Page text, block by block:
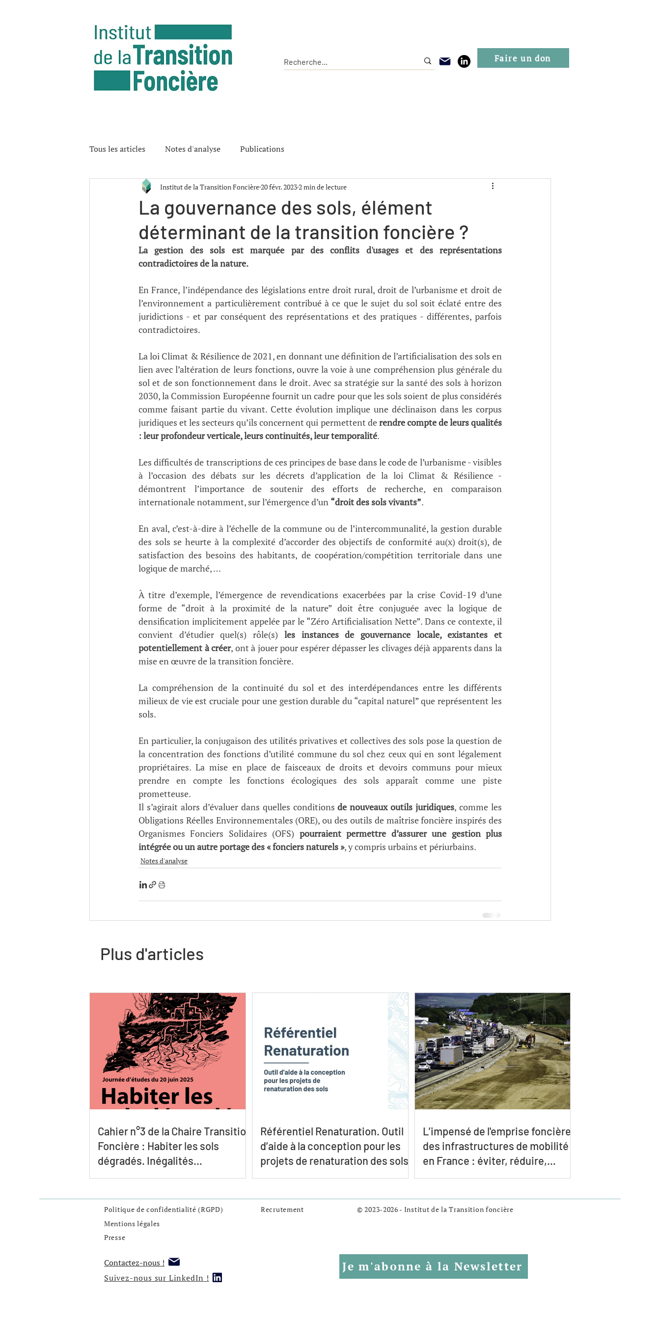
Faire un don
Tous les articles Notes d'analyse Publications
La gouvernance des sols, élément
déterminant de la transition foncière ?
Institut de la Transition Foncière 20 févr. 2023 2 min de lecture
La gestion des sols est marquée par des conflits d'usages et des représentations
contradictoires de la nature.
En France, l’indépendance des législations entre droit rural, droit de l’urbanisme et droit de
l’environnement a particulièrement contribué à ce que le sujet du sol soit éclaté entre des
juridictions - et par conséquent des représentations et des pratiques - différentes, parfois
contradictoires.
La loi Climat & Résilience de 2021, en donnant une définition de l’artificialisation des sols en
lien avec l’altération de leurs fonctions, ouvre la voie à une compréhension plus générale du
sol et de son fonctionnement dans le droit. Avec sa stratégie sur la santé des sols à horizon
2030, la Commission Européenne fournit un cadre pour que les sols soient de plus considérés
comme faisant partie du vivant. Cette évolution implique une déclinaison dans les corpus
juridiques et les secteurs qu’ils concernent qui permettent de rendre compte de leurs qualités
: leur profondeur verticale, leurs continuités, leur temporalité.
Les difficultés de transcriptions de ces principes de base dans le code de l’urbanisme - visibles
à l’occasion des débats sur les décrets d’application de la loi Climat & Résilience -
démontrent l’importance de soutenir des efforts de recherche, en comparaison
internationale notamment, sur l’émergence d’un “droit des sols vivants”.
En aval, c’est-à-dire à l’échelle de la commune ou de l’intercommunalité, la gestion durable
des sols se heurte à la complexité d’accorder des objectifs de conformité au(x) droit(s), de
satisfaction des besoins des habitants, de coopération/compétition territoriale dans une
logique de marché, …
À titre d’exemple, l’émergence de revendications exacerbées par la crise Covid-19 d’une
forme de “droit à la proximité de la nature” doit être conjuguée avec la logique de
densification implicitement appelée par le “Zéro Artificialisation Nette”. Dans ce contexte, il
convient d’étudier quel(s) rôle(s) les instances de gouvernance locale, existantes et
potentiellement à créer, ont à jouer pour espérer dépasser les clivages déjà apparents dans la
mise en œuvre de la transition foncière.
La compréhension de la continuité du sol et des interdépendances entre les différents
milieux de vie est cruciale pour une gestion durable du “capital naturel” que représentent les
sols.
En particulier, la conjugaison des utilités privatives et collectives des sols pose la question de
la concentration des fonctions d’utilité commune du sol chez ceux qui en sont légalement
propriétaires. La mise en place de faisceaux de droits et devoirs communs pour mieux
prendre en compte les fonctions écologiques des sols apparaît comme une piste
prometteuse.
Il s’agirait alors d’évaluer dans quelles conditions de nouveaux outils juridiques, comme les
Obligations Réelles Environnementales (ORE), ou des outils de maîtrise foncière inspirés des
Organismes Fonciers Solidaires (OFS) pourraient permettre d’assurer une gestion plus
intégrée ou un autre portage des « fonciers naturels », y compris urbains et périurbains.
Notes d'analyse
Plus d'articles
Cahier n°3 de la Chaire Transition
Foncière : Habiter les sols
dégradés. Inégalités
spatiales,sociales,
Référentiel Renaturation. Outil
d’aide à la conception pour les
projets de renaturation des sols
L’impensé de l'emprise foncière
des infrastructures de mobilité
en France : éviter, réduire,
renaturer
Politique de confidentialité (RGPD)
Recrutement
Mentions légales
Presse
Contactez-nous !
Suivez-nous sur LinkedIn !
© 2023-2026 - Institut de la Transition foncière
Je m'abonne à la Newsletter